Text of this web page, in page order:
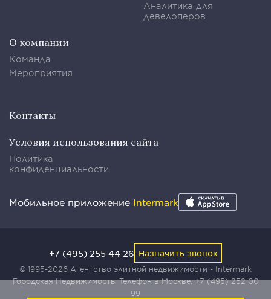
Аналитика для
девелоперов
О компании
Команда
Мероприятия
Контакты
Условия использования сайта
Политика
конфиденциальности
Мобильное приложение Intermark
© 1995-2026 Агентство элитной недвижимости - Intermark
Городская Недвижимость. Телефон в Москве:+7 (495) 252 00
99
+7 (495) 255 44 26 Назначить звонок